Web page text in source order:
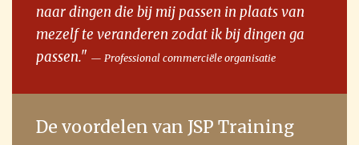
naar dingen die bij mij passen in plaats van
mezelf te veranderen zodat ik bij dingen ga
passen."
Professional commerciële organisatie
De voordelen van JSP Training